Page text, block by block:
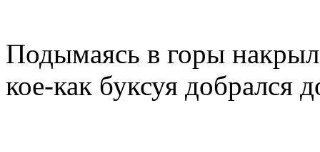
Подымаясь в горы
кое-как буксуя добрался